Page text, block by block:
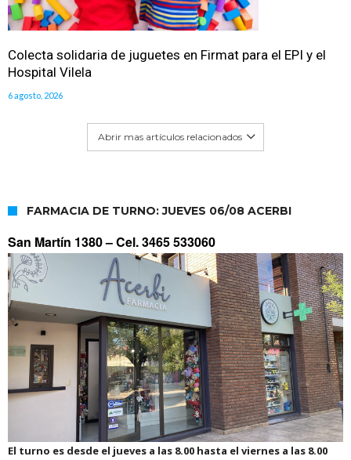
Colecta solidaria de juguetes en Firmat para el EPI y el
Hospital Vilela
6 agosto, 2026
Abrir mas artículos relacionados
FARMACIA DE TURNO: JUEVES 06/08 ACERBI
San Martín 1380 –Cel. 3465 533060
El turno es desde el jueves a las 8.00 hasta el viernes a las 8.00